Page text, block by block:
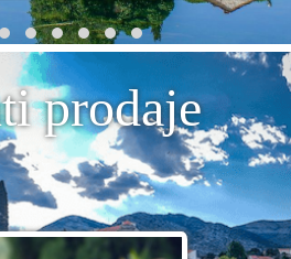
prodaje